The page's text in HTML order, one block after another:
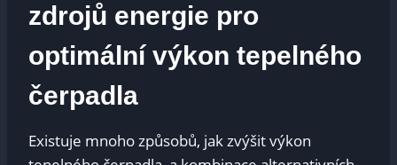
zdrojů energie pro
optimální výkon tepelného
čerpadla
Existuje mnoho způsobů, jak zvýšit výkon